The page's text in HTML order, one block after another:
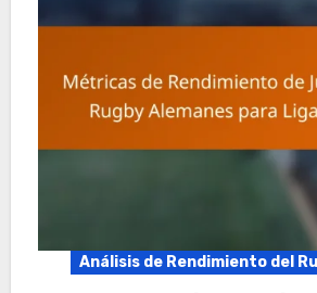
Análisis de Rendimiento del